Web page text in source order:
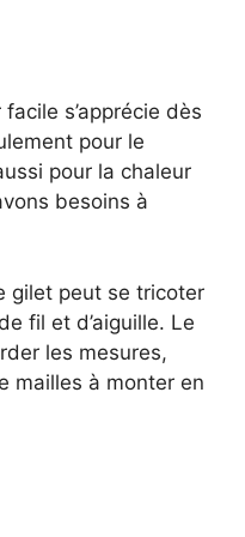
s’apprécie dès
pour le
pour la chaleur
besoins à
gilet peut se tricoter
fil et d’aiguille. Le
les mesures,
mailles à monter en